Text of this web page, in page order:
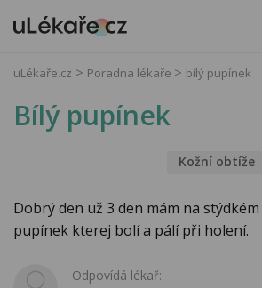
uLékaře.cz Poradna lékaře bílý pupínek
Bílý pupínek
Kožní obtíže
Dobrý den už 3 den mám na
pupínek kterej bolí a pálí při holení.
Odpovídá lékař: